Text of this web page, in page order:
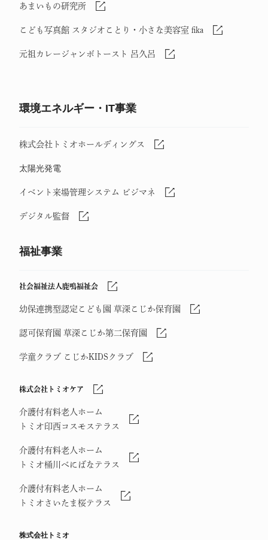
あまいもの研究所
こども写真館 スタジオことり・小さな美容室 fika
元祖カレージャンボトースト 呂久呂
環境エネルギー・IT事業
株式会社トミオホールディングス
太陽光発電
イベント来場管理システム ビジマネ
デジタル監督
福祉事業
社会福祉法人鹿鳴福祉会
幼保連携型認定こども園 草深こじか保育園
認可保育園 草深こじか第二保育園
学童クラブ こじかKIDSクラブ
株式会社トミオケア
介護付有料老人ホーム
トミオ印西コスモステラス
介護付有料老人ホーム
トミオ桶川べにばなテラス
介護付有料老人ホーム
トミオさいたま桜テラス
株式会社トミオ